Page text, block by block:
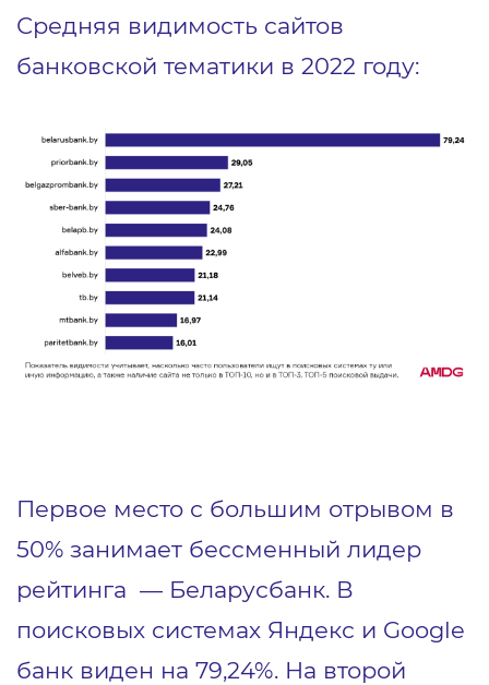
Средняя видимость сайтов
банковской тематики в 2022 году:
Первое место с большим отрывом в
50% занимает бессменный лидер
рейтинга ― Беларусбанк. В
поисковых системах Яндекс и Google
банк виден на 79,24%. На второй